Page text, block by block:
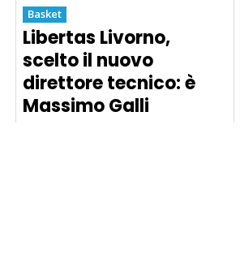
Basket
Libertas Livorno,
scelto il nuovo
direttore tecnico: è
Massimo Galli